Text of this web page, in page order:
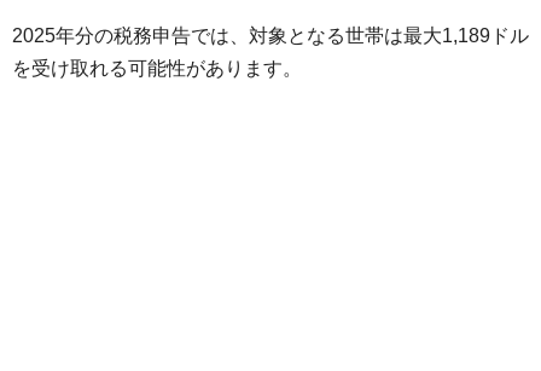
2025年分の税務申告では、対象となる世帯は最大1,189ドル
を受け取れる可能性があります。